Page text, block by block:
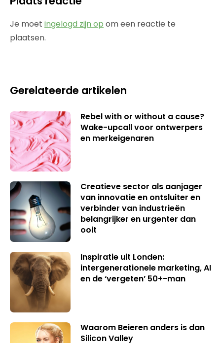
Je moet ingelogd zijn op om een reactie te
plaatsen.
Gerelateerde artikelen
Rebel with or without a cause?
Wake-upcall voor ontwerpers
en merkeigenaren
Creatieve sector als aanjager
van innovatie en ontsluiter en
verbinder van industrieën
belangrijker en urgenter dan
ooit
Inspiratie uit Londen:
intergenerationele marketing, AI
en de ‘vergeten’ 50+-man
Waarom Beieren anders is dan
Silicon Valley